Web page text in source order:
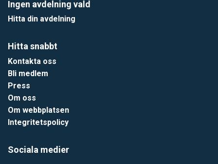
Ingen avdelning vald
Hitta din avdelning
Hitta snabbt
Kontakta oss
Bli medlem
Press
Om oss
Om webbplatsen
Integritetspolicy
Sociala medier